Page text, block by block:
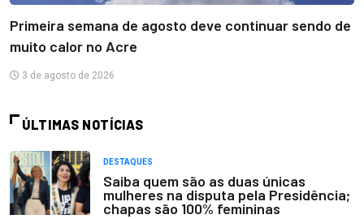
Primeira semana de agosto deve continuar sendo de
muito calor no Acre
3 de agosto de 2026
ÚLTIMAS NOTÍCIAS
DESTAQUES
Saiba quem são as duas únicas
mulheres na disputa pela Presidência;
chapas são 100% femininas